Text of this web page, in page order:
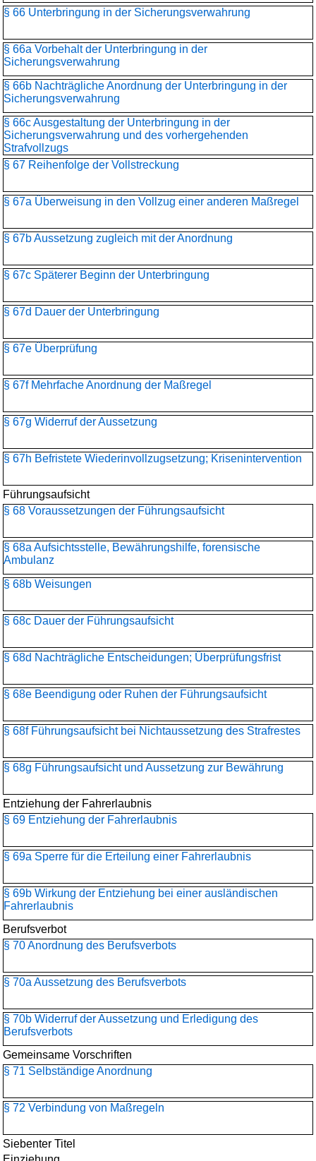
§ 66 Unterbringung in der Sicherungsverwahrung
§ 66a Vorbehalt der Unterbringung in der
Sicherungsverwahrung
§ 66b Nachträgliche Anordnung der Unterbringung in der
Sicherungsverwahrung
§ 66c Ausgestaltung der Unterbringung in der
Sicherungsverwahrung und des vorhergehenden
Strafvollzugs
§ 67 Reihenfolge der Vollstreckung
§ 67a Überweisung in den Vollzug einer anderen Maßregel
§ 67b Aussetzung zugleich mit der Anordnung
§ 67c Späterer Beginn der Unterbringung
§ 67d Dauer der Unterbringung
§ 67e Überprüfung
§ 67f Mehrfache Anordnung der Maßregel
§ 67g Widerruf der Aussetzung
§ 67h Befristete Wiederinvollzugsetzung; Krisenintervention
Führungsaufsicht
§ 68 Voraussetzungen der Führungsaufsicht
§ 68a Aufsichtsstelle, Bewährungshilfe, forensische
Ambulanz
§ 68b Weisungen
§ 68c Dauer der Führungsaufsicht
§ 68d Nachträgliche Entscheidungen; Überprüfungsfrist
§ 68e Beendigung oder Ruhen der Führungsaufsicht
§ 68f Führungsaufsicht bei Nichtaussetzung des Strafrestes
§ 68g Führungsaufsicht und Aussetzung zur Bewährung
Entziehung der Fahrerlaubnis
§ 69 Entziehung der Fahrerlaubnis
§ 69a Sperre für die Erteilung einer Fahrerlaubnis
§ 69b Wirkung der Entziehung bei einer ausländischen
Fahrerlaubnis
Berufsverbot
§ 70 Anordnung des Berufsverbots
§ 70a Aussetzung des Berufsverbots
§ 70b Widerruf der Aussetzung und Erledigung des
Berufsverbots
Gemeinsame Vorschriften
§ 71 Selbständige Anordnung
§ 72 Verbindung von Maßregeln
Siebenter Titel